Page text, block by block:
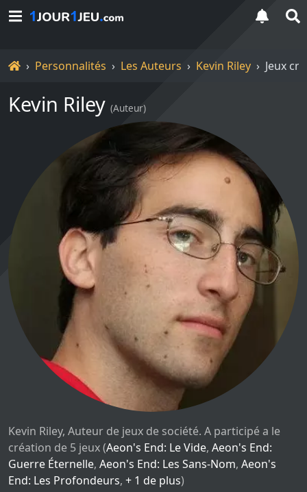
Accueil
Personnalités Les Auteurs Kevin Riley Jeux
Kevin Riley (Auteur)
Kevin Riley, Auteur de jeux de société. A participé a le
création de 5 jeux (Aeon's End: Le Vide, Aeon's End:
Guerre Éternelle, Aeon's End: Les Sans-Nom, Aeon's
End: Les Profondeurs, + 1 de plus)